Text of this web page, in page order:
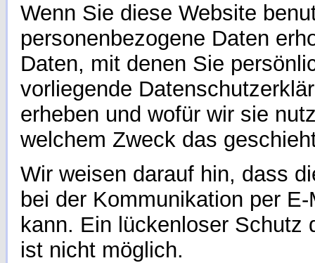
Wenn Sie diese Website
personenbezogene Daten
Daten, mit denen Sie
vorliegende
erheben und wofür wir sie
welchem Zweck das
Wir weisen darauf hin, dass
bei der Kommunikation per
kann. Ein lückenloser Schutz
ist nicht möglich.